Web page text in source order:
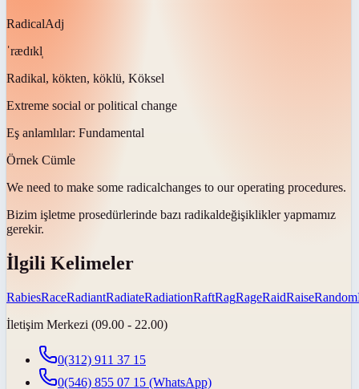
RadicalAdj
ˈrædɪkl̩
Radikal, kökten, köklü, Köksel
Extreme social or political change
Eş anlamlılar: Fundamental
Örnek Cümle
We need to make some radicalchanges to our operating procedures.
Bizim işletme prosedürlerinde bazı radikaldeğişiklikler yapmamız
gerekir.
İlgili Kelimeler
RabiesRaceRadiantRadiateRadiationRaftRagRageRaidRaiseRandom
İletişim Merkezi (09.00 - 22.00)
0(312) 911 37 15
0(546) 855 07 15 (WhatsApp)